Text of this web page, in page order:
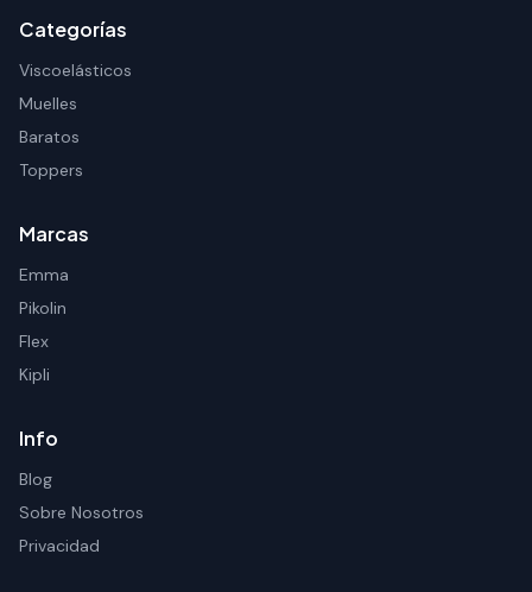
Categorías
Viscoelásticos
Muelles
Baratos
Toppers
Marcas
Emma
Pikolin
Flex
Kipli
Info
Blog
Sobre Nosotros
Privacidad